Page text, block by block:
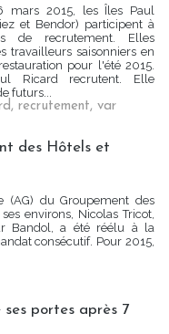
mars 2015, les Îles Paul
et Bendor) participent à
de recrutement. Elles
travailleurs saisonniers en
pour l'été 2015.
Ricard recrutent. Elle
futurs...
, recrutement, var
des Hôtels et
(AG) du Groupement des
environs, Nicolas Tricot,
Bandol, a été réélu à la
consécutif. Pour 2015,
ses portes après 7